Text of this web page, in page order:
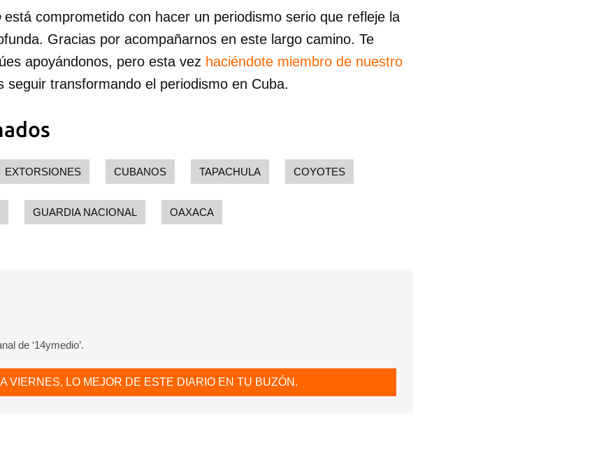
está comprometido con hacer un periodismo serio que refleje la
Gracias por acompañarnos en este largo camino. Te
apoyándonos, pero esta vez haciéndote miembro de nuestro
seguir transformando el periodismo en Cuba.
EXTORSIONES CUBANOS TAPACHULA COYOTES
GUARDIA NACIONAL OAXACA
de ‘14ymedio’.
VIERNES, LO MEJOR DE ESTE DIARIO EN TU BUZÓN.